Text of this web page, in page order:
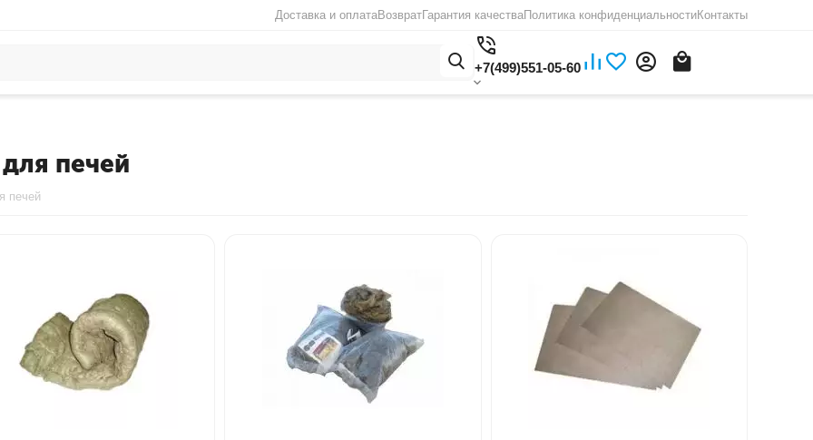
Доставка и оплатаВозвратГарантия качестваПолитика конфиденциальностиКонтакты
+7(499)551-05-60
печей
печей